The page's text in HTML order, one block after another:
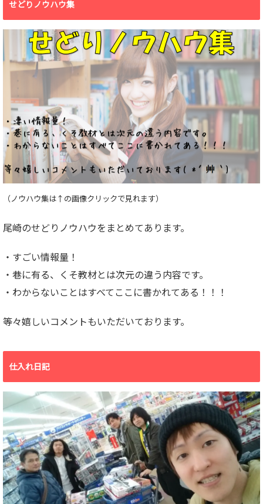
せどりノウハウ集
（ノウハウ集は↑の画像クリックで見れます）
尾崎のせどりノウハウをまとめてあります。
・すごい情報量！
・巷に有る、くそ教材とは次元の違う内容です。
・わからないことはすべてここに書かれてある！！！
等々嬉しいコメントもいただいております。
仕入れ日記